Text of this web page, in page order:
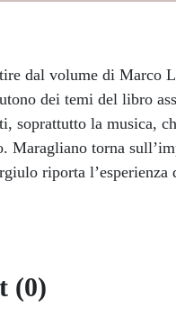
dal volume di Marco
dei temi del libro
soprattutto la musica,
Maragliano torna
riporta
(0)